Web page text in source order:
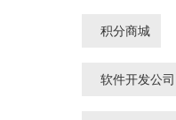
积分商城
软件开发公司